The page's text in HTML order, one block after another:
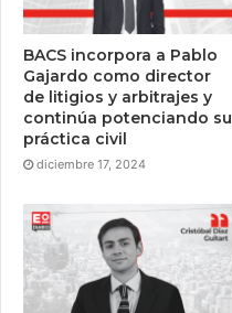
BACS incorpora a Pablo
Gajardo como director
de litigios y arbitrajes y
continúa potenciando su
práctica civil
diciembre 17, 2024